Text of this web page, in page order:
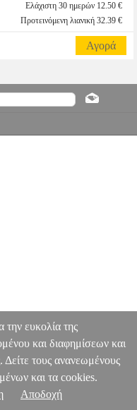
Ελάχιστη 30 ημερών 12.50 €
Προτεινόμενη λιανική 32.39 €
Αγορά
την ευκολία της
και διαφημίσεων και
Δείτε τους ανανεωμένους
και τα cookies.
Αποδοχή